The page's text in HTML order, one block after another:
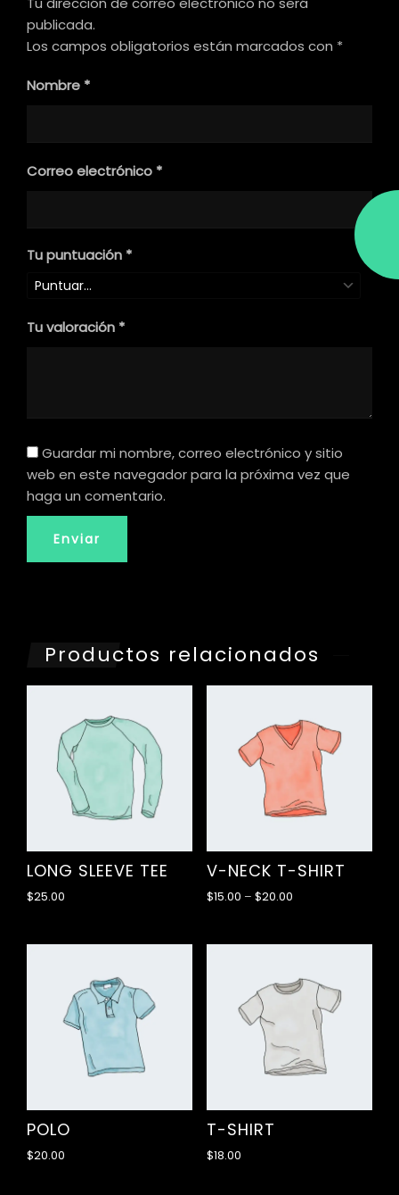
publicada.
Los campos obligatorios están marcados con *
Nombre *
Correo electrónico *
Tu puntuación *
Tu valoración *
Guardar mi nombre, correo electrónico y sitio
web en este navegador para la próxima vez que
haga un comentario.
Productos relacionados
LONG SLEEVE TEE
$25.00
V-NECK T-SHIRT
$15.00 – $20.00
POLO
$20.00
T-SHIRT
$18.00